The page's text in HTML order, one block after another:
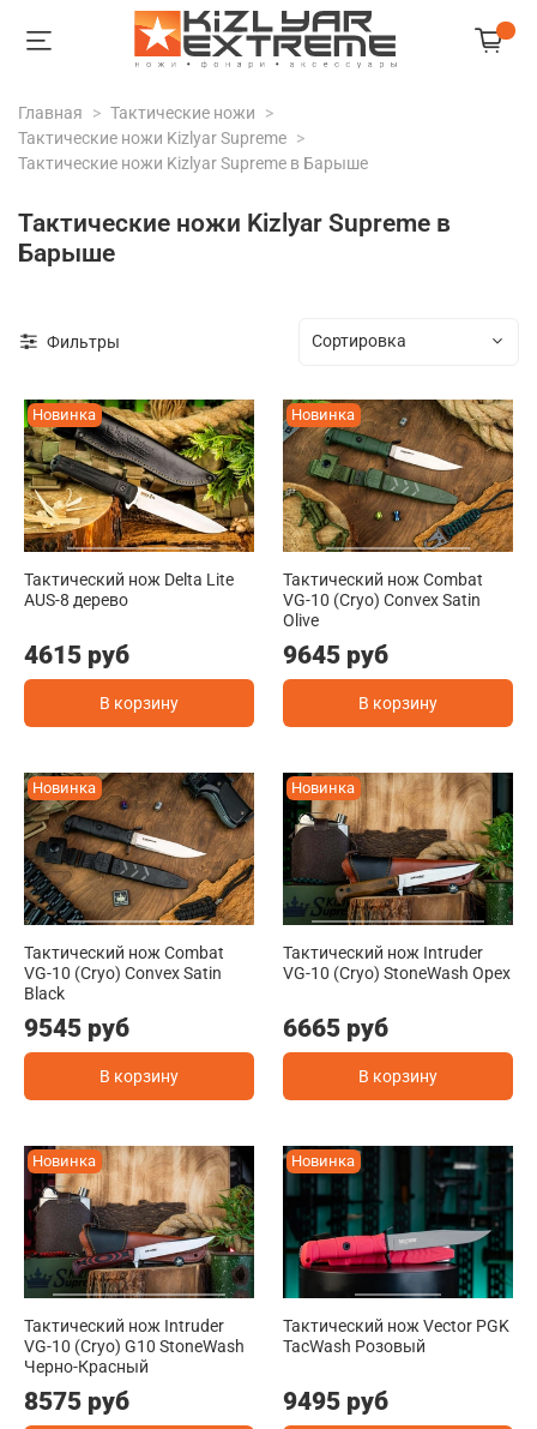
Главная
Тактические ножи
Тактические ножи Kizlyar Supreme
Тактические ножи Kizlyar Supreme в Барыше
Тактические ножи Kizlyar Supreme в
Барыше
Фильтры
Новинка
Тактический нож Delta Lite
AUS-8 дерево
4615 руб
В корзину
Новинка
Тактический нож Combat
VG-10 (Cryo) Convex Satin
Olive
9645 руб
В корзину
Новинка
Тактический нож Combat
VG-10 (Cryo) Convex Satin
Black
9545 руб
В корзину
Новинка
Тактический нож Intruder
VG-10 (Cryo) StoneWash Орех
6665 руб
В корзину
Новинка
Тактический нож Intruder
VG-10 (Cryo) G10 StoneWash
Черно-Красный
8575 руб
Новинка
Тактический нож Vector PGK
TacWash Розовый
9495 руб